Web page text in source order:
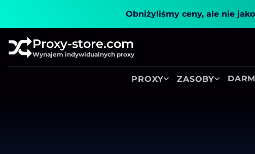
Obniżyliśmy ceny, ale nie
Proxy-store.com
Wynajem indywidualnych proxy
PROXY ZASOBY